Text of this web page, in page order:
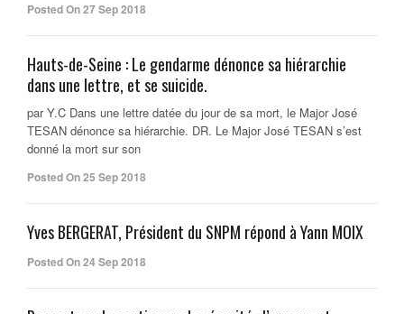
Posted On 27 Sep 2018
Hauts-de-Seine : Le gendarme dénonce sa hiérarchie
dans une lettre, et se suicide.
par Y.C Dans une lettre datée du jour de sa mort, le Major José
TESAN dénonce sa hiérarchie. DR. Le Major José TESAN s’est
donné la mort sur son
Posted On 25 Sep 2018
Yves BERGERAT, Président du SNPM répond à Yann MOIX
Posted On 24 Sep 2018